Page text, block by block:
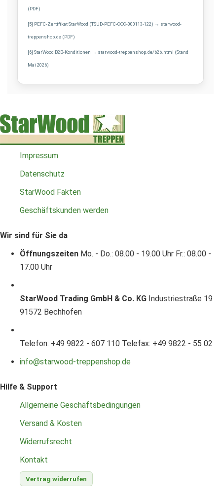
(PDF)
[5] PEFC-Zertifikat StarWood (TSUD-PEFC-COC-000113-122) → starwood-
treppenshop.de (PDF)
[6] StarWood B2B-Konditionen → starwood-treppenshop.de/b2b.html (Stand
Mai 2026)
Impressum
Datenschutz
StarWood Fakten
Geschäftskunden werden
Wir sind für Sie da
Öffnungszeiten Mo. - Do.: 08.00 - 19.00 Uhr Fr.: 08.00 -
17.00 Uhr
StarWood Trading GmbH & Co. KG Industriestraße 19
91572 Bechhofen
Telefon: +49 9822 - 607 110 Telefax: +49 9822 - 55 02
info@starwood-treppenshop.de
Hilfe & Support
Allgemeine Geschäftsbedingungen
Versand & Kosten
Widerrufsrecht
Kontakt
Vertrag widerrufen